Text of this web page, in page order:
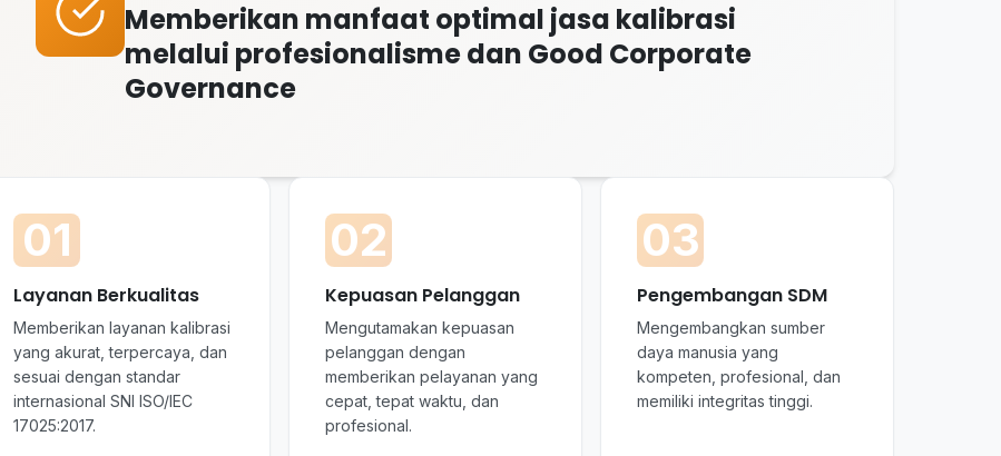
Memberikan manfaat optimal jasa kalibrasi
melalui profesionalisme dan Good Corporate
Governance
01
Layanan Berkualitas
Memberikan layanan kalibrasi
yang akurat, terpercaya, dan
sesuai dengan standar
internasional SNI ISO/IEC
17025:2017.
02
Kepuasan Pelanggan
Mengutamakan kepuasan
pelanggan dengan
memberikan pelayanan yang
cepat, tepat waktu, dan
profesional.
03
Pengembangan SDM
Mengembangkan sumber
daya manusia yang
kompeten, profesional, dan
memiliki integritas tinggi.